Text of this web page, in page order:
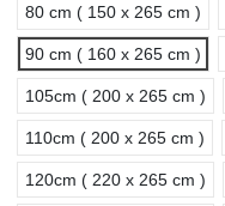
80 cm ( 150 x 265 cm )
90 cm ( 160 x 265 cm )
105cm ( 200 x 265 cm )
110cm ( 200 x 265 cm )
120cm ( 220 x 265 cm )